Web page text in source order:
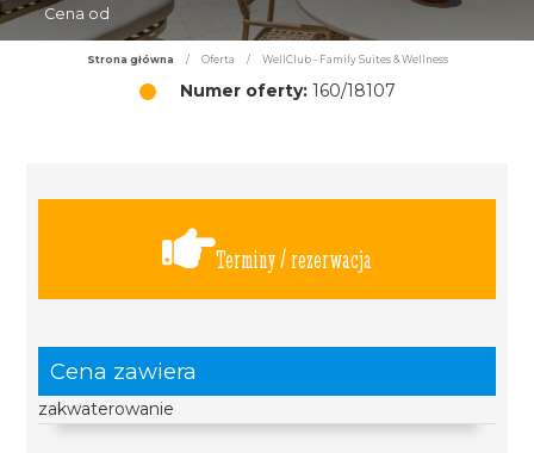
Cena od
Strona główna / Oferta / WellClub - Family Suites & Wellness
Numer oferty:160/18107
Terminy / rezerwacja
Cena zawiera
zakwaterowanie